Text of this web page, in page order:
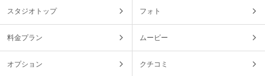
スタジオトップ フォト
料金プラン ムービー
オプション クチコミ